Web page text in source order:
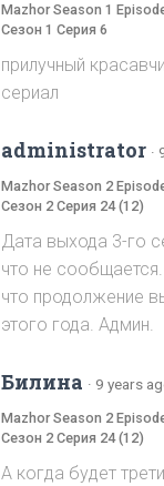
Mazhor Season 1
Сезон 1 Серия 6
прилучный
сериал
administrator ·
Mazhor Season 2
Сезон 2 Серия 24 (12)
Дата выхода 3-го
что не
что продолжение
этого года. Админ.
Билина · 9 years
Mazhor Season 2
Сезон 2 Серия 24 (12)
А когда будет